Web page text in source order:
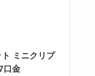
ってる場所は？ど
扱店を調査しまし
ト ミニクリプ
口金